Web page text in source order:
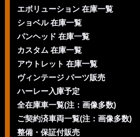
エボリューション 在庫一覧
ショベル 在庫一覧
パンヘッド 在庫一覧
カスタム 在庫一覧
アウトレット 在庫一覧
ヴィンテージ パーツ販売
ハーレー入庫予定
全在庫車一覧(注：画像多数)
ご契約済車両一覧(注：画像多数)
整備・保証付販売